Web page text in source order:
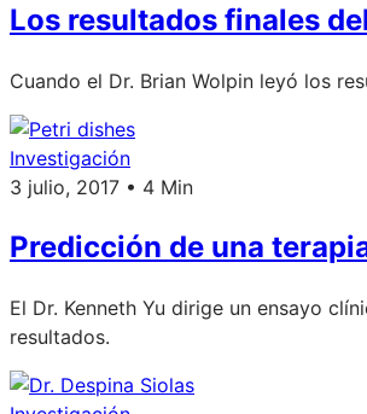
Los resultados finales
Cuando el Dr. Brian Wolpin leyó los
Investigación
3 julio, 2017 • 4 Min
Predicción de una
El Dr. Kenneth Yu dirige un ensayo
resultados.